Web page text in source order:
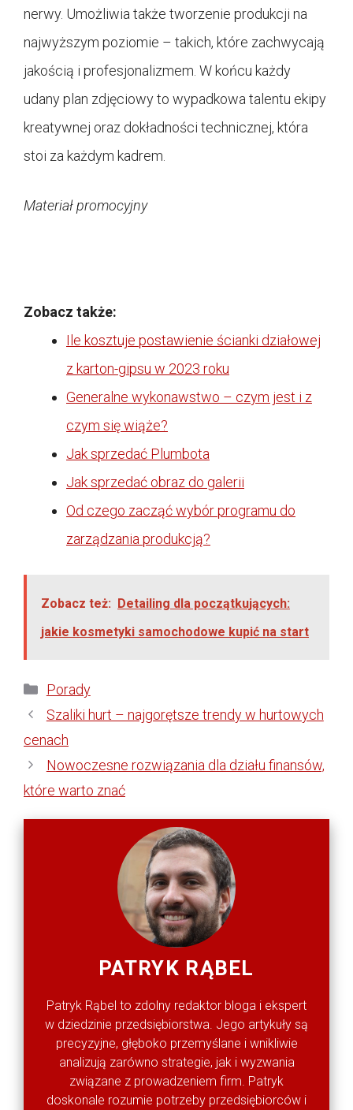
nerwy. Umożliwia także tworzenie produkcji na
najwyższym poziomie – takich, które zachwycają
jakością i profesjonalizmem. W końcu każdy
udany plan zdjęciowy to wypadkowa talentu ekipy
kreatywnej oraz dokładności technicznej, która
stoi za każdym kadrem.
Materiał promocyjny
Zobacz także:
Ile kosztuje postawienie ścianki działowej
z karton-gipsu w 2023 roku
Generalne wykonawstwo – czym jest i z
czym się wiąże?
Jak sprzedać Plumbota
Jak sprzedać obraz do galerii
Od czego zacząć wybór programu do
zarządzania produkcją?
Zobacz też: Detailing dla początkujących:
jakie kosmetyki samochodowe kupić na start
Kategorie
Porady
Szaliki hurt – najgorętsze trendy w hurtowych
cenach
Nowoczesne rozwiązania dla działu finansów,
które warto znać
PATRYK RĄBEL
Patryk Rąbel to zdolny redaktor bloga i ekspert
w dziedzinie przedsiębiorstwa. Jego artykuły są
precyzyjne, głęboko przemyślane i wnikliwie
analizują zarówno strategie, jak i wyzwania
związane z prowadzeniem firm. Patryk
doskonale rozumie potrzeby przedsiębiorców i